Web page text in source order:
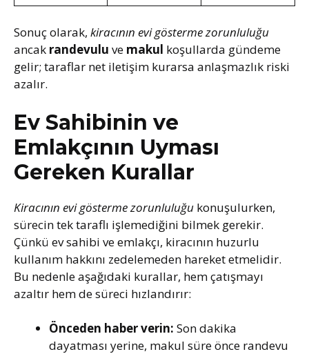
Sonuç olarak, kiracının evi gösterme zorunluluğu
ancak randevulu ve makul koşullarda gündeme
gelir; taraflar net iletişim kurarsa anlaşmazlık riski
azalır.
Ev Sahibinin ve
Emlakçının Uyması
Gereken Kurallar
Kiracının evi gösterme zorunluluğu konuşulurken,
sürecin tek taraflı işlemediğini bilmek gerekir.
Çünkü ev sahibi ve emlakçı, kiracının huzurlu
kullanım hakkını zedelemeden hareket etmelidir.
Bu nedenle aşağıdaki kurallar, hem çatışmayı
azaltır hem de süreci hızlandırır:
Önceden haber verin: Son dakika
dayatması yerine, makul süre önce randevu